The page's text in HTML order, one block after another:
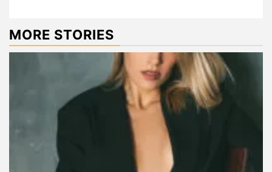
MORE STORIES